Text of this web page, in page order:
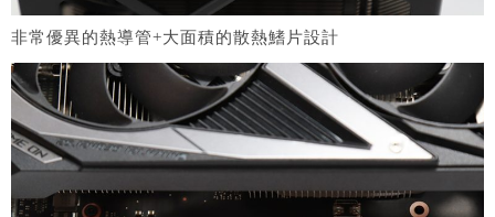
非常優異的熱導管+大面積的散熱鰭片設計